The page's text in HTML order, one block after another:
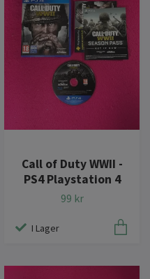
Call of Duty WWII -
PS4 Playstation 4
99 kr
I Lager